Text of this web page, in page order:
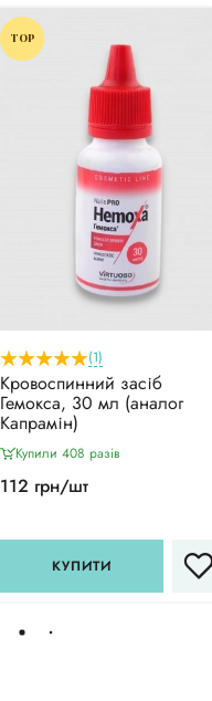
TOP
(1)
Кровоспинний засіб
Гемокса, 30 мл (аналог
Капрамін)
Купили 408 разiв
112 грн/шт
КУПИТИ